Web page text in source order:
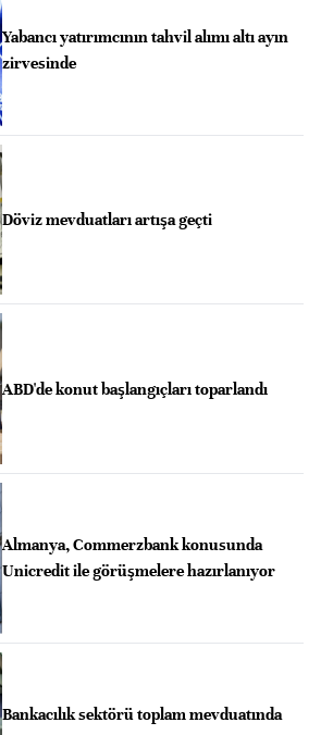
Yabancı yatırımcının tahvil alımı altı ayın
zirvesinde
Döviz mevduatları artışa geçti
ABD'de konut başlangıçları toparlandı
Almanya, Commerzbank konusunda
Unicredit ile görüşmelere hazırlanıyor
Bankacılık sektörü toplam mevduatında